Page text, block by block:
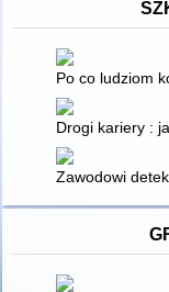
Po co ludziom
Drogi kariery :
Zawodowi